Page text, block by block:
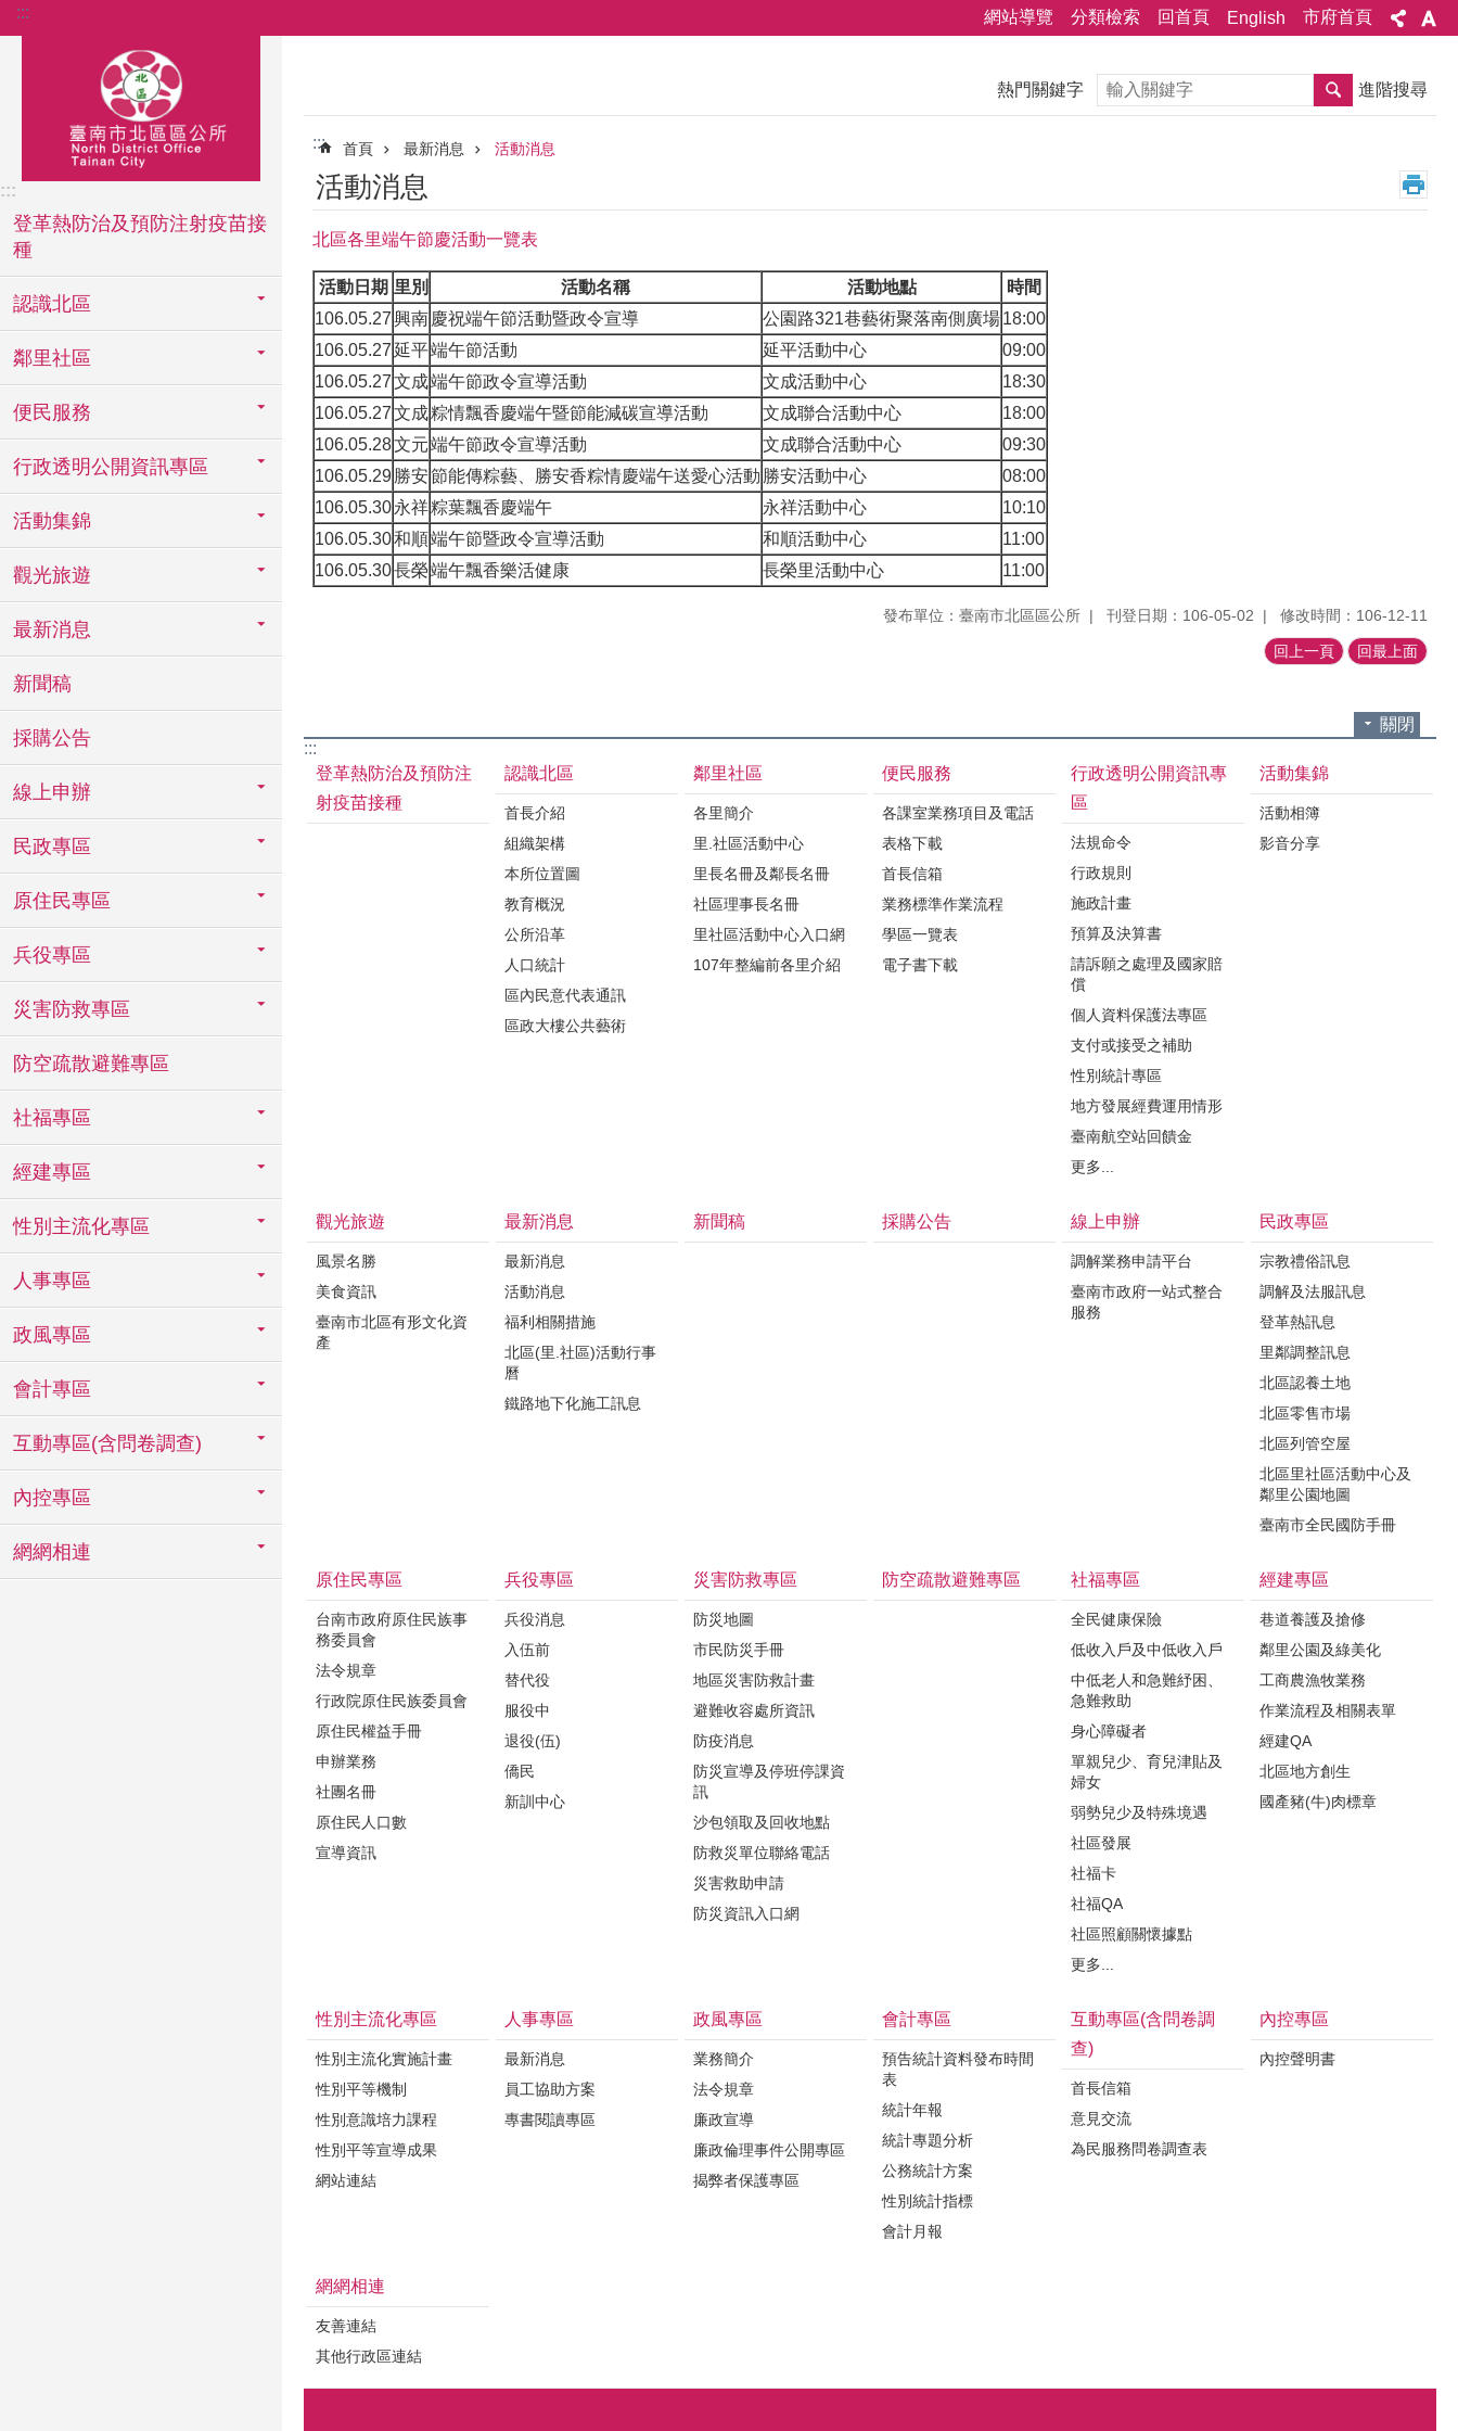
跳到主要內容區塊
::: 網站導覽 分類檢索 回首頁 English 市府首頁
:::
登革熱防治及預防注射疫苗接
種
認識北區
鄰里社區
便民服務
行政透明公開資訊專區
活動集錦
觀光旅遊
最新消息
新聞稿
採購公告
線上申辦
民政專區
原住民專區
兵役專區
災害防救專區
防空疏散避難專區
社福專區
經建專區
性別主流化專區
人事專區
政風專區
會計專區
互動專區(含問卷調查)
內控專區
網網相連
熱門關鍵字 搜尋 進階搜尋
::: 首頁 最新消息 活動消息
活動消息
北區各里端午節慶活動一覽表
活動日期 里別 活動名稱 活動地點
時間
106.05.27興南 慶祝端午節活動暨政令宣導 公園路321巷藝術聚落南側廣場18:00
106.05.27延平端午節活動 延平活動中心
09:00
106.05.27文成端午節政令宣導活動 文成活動中心
18:30
106.05.27文成粽情飄香慶端午暨節能減碳宣導活動 文成聯合活動中心
18:00
106.05.28文元端午節政令宣導活動 文成聯合活動中心
09:30
106.05.29勝安節能傳粽藝、勝安香粽情慶端午送愛心活動 勝安活動中心
08:00
106.05.30永祥粽葉飄香慶端午 永祥活動中心
10:10
106.05.30和順端午節暨政令宣導活動 和順活動中心
11:00
106.05.30長榮端午飄香樂活健康 長榮里活動中心 11:00
發布單位：臺南市北區區公所 刊登日期：106-05-02 修改時間：106-12-11
回上一頁 回最上面
關閉
:::
登革熱防治及預防注
射疫苗接種
認識北區
首長介紹
組織架構
本所位置圖
教育概況
公所沿革
人口統計
區內民意代表通訊
區政大樓公共藝術
鄰里社區
各里簡介
里.社區活動中心
里長名冊及鄰長名冊
社區理事長名冊
里社區活動中心入口網
107年整編前各里介紹
便民服務
各課室業務項目及電話
表格下載
首長信箱
業務標準作業流程
學區一覽表
電子書下載
行政透明公開資訊專
區
法規命令
行政規則
施政計畫
預算及決算書
請訴願之處理及國家賠
償
個人資料保護法專區
支付或接受之補助
性別統計專區
地方發展經費運用情形
臺南航空站回饋金
更多...
活動集錦
活動相簿
影音分享
觀光旅遊
風景名勝
美食資訊
臺南市北區有形文化資
產
最新消息
最新消息
活動消息
福利相關措施
北區(里.社區)活動行事
曆
鐵路地下化施工訊息
新聞稿 採購公告 線上申辦
調解業務申請平台
臺南市政府一站式整合
服務
民政專區
宗教禮俗訊息
調解及法服訊息
登革熱訊息
里鄰調整訊息
北區認養土地
北區零售市場
北區列管空屋
北區里社區活動中心及
鄰里公園地圖
臺南市全民國防手冊
原住民專區
台南市政府原住民族事
務委員會
法令規章
行政院原住民族委員會
原住民權益手冊
申辦業務
社團名冊
原住民人口數
宣導資訊
兵役專區
兵役消息
入伍前
替代役
服役中
退役(伍)
僑民
新訓中心
災害防救專區
防災地圖
市民防災手冊
地區災害防救計畫
避難收容處所資訊
防疫消息
防災宣導及停班停課資
訊
沙包領取及回收地點
防救災單位聯絡電話
災害救助申請
防災資訊入口網
防空疏散避難專區 社福專區
全民健康保險
低收入戶及中低收入戶
中低老人和急難紓困、
急難救助
身心障礙者
單親兒少、育兒津貼及
婦女
弱勢兒少及特殊境遇
社區發展
社福卡
社福QA
社區照顧關懷據點
更多...
經建專區
巷道養護及搶修
鄰里公園及綠美化
工商農漁牧業務
作業流程及相關表單
經建QA
北區地方創生
國產豬(牛)肉標章
性別主流化專區
性別主流化實施計畫
性別平等機制
性別意識培力課程
性別平等宣導成果
網站連結
人事專區
最新消息
員工協助方案
專書閱讀專區
政風專區
業務簡介
法令規章
廉政宣導
廉政倫理事件公開專區
揭弊者保護專區
會計專區
預告統計資料發布時間
表
統計年報
統計專題分析
公務統計方案
性別統計指標
會計月報
互動專區(含問卷調
查)
首長信箱
意見交流
為民服務問卷調查表
內控專區
內控聲明書
網網相連
友善連結
其他行政區連結